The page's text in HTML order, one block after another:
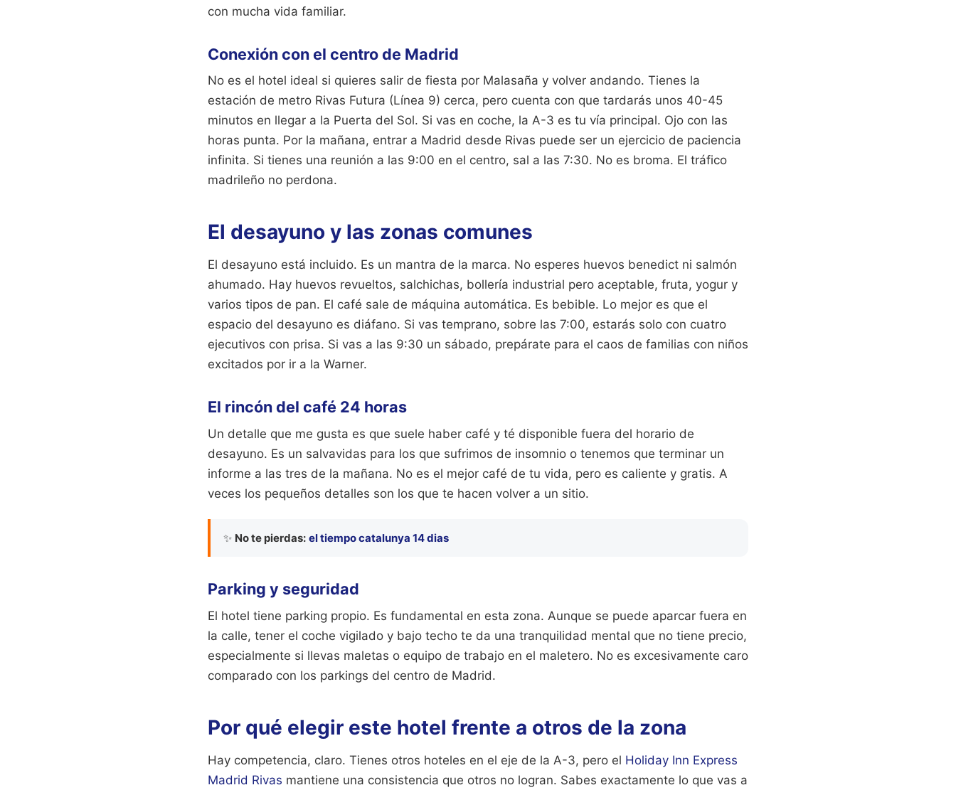
con mucha vida familiar.
Conexión con el centro de Madrid
No es el hotel ideal si quieres salir de fiesta por Malasaña y volver andando. Tienes la
estación de metro Rivas Futura (Línea 9) cerca, pero cuenta con que tardarás unos 40-45
minutos en llegar a la Puerta del Sol. Si vas en coche, la A-3 es tu vía principal. Ojo con las
horas punta. Por la mañana, entrar a Madrid desde Rivas puede ser un ejercicio de paciencia
infinita. Si tienes una reunión a las 9:00 en el centro, sal a las 7:30. No es broma. El tráfico
madrileño no perdona.
El desayuno y las zonas comunes
El desayuno está incluido. Es un mantra de la marca. No esperes huevos benedict ni salmón
ahumado. Hay huevos revueltos, salchichas, bollería industrial pero aceptable, fruta, yogur y
varios tipos de pan. El café sale de máquina automática. Es bebible. Lo mejor es que el
espacio del desayuno es diáfano. Si vas temprano, sobre las 7:00, estarás solo con cuatro
ejecutivos con prisa. Si vas a las 9:30 un sábado, prepárate para el caos de familias con niños
excitados por ir a la Warner.
El rincón del café 24 horas
Un detalle que me gusta es que suele haber café y té disponible fuera del horario de
desayuno. Es un salvavidas para los que sufrimos de insomnio o tenemos que terminar un
informe a las tres de la mañana. No es el mejor café de tu vida, pero es caliente y gratis. A
veces los pequeños detalles son los que te hacen volver a un sitio.
✨ No te pierdas: el tiempo catalunya 14 dias
Parking y seguridad
El hotel tiene parking propio. Es fundamental en esta zona. Aunque se puede aparcar fuera en
la calle, tener el coche vigilado y bajo techo te da una tranquilidad mental que no tiene precio,
especialmente si llevas maletas o equipo de trabajo en el maletero. No es excesivamente caro
comparado con los parkings del centro de Madrid.
Por qué elegir este hotel frente a otros de la zona
Hay competencia, claro. Tienes otros hoteles en el eje de la A-3, pero el Holiday Inn Express
Madrid Rivas mantiene una consistencia que otros no logran. Sabes exactamente lo que vas a